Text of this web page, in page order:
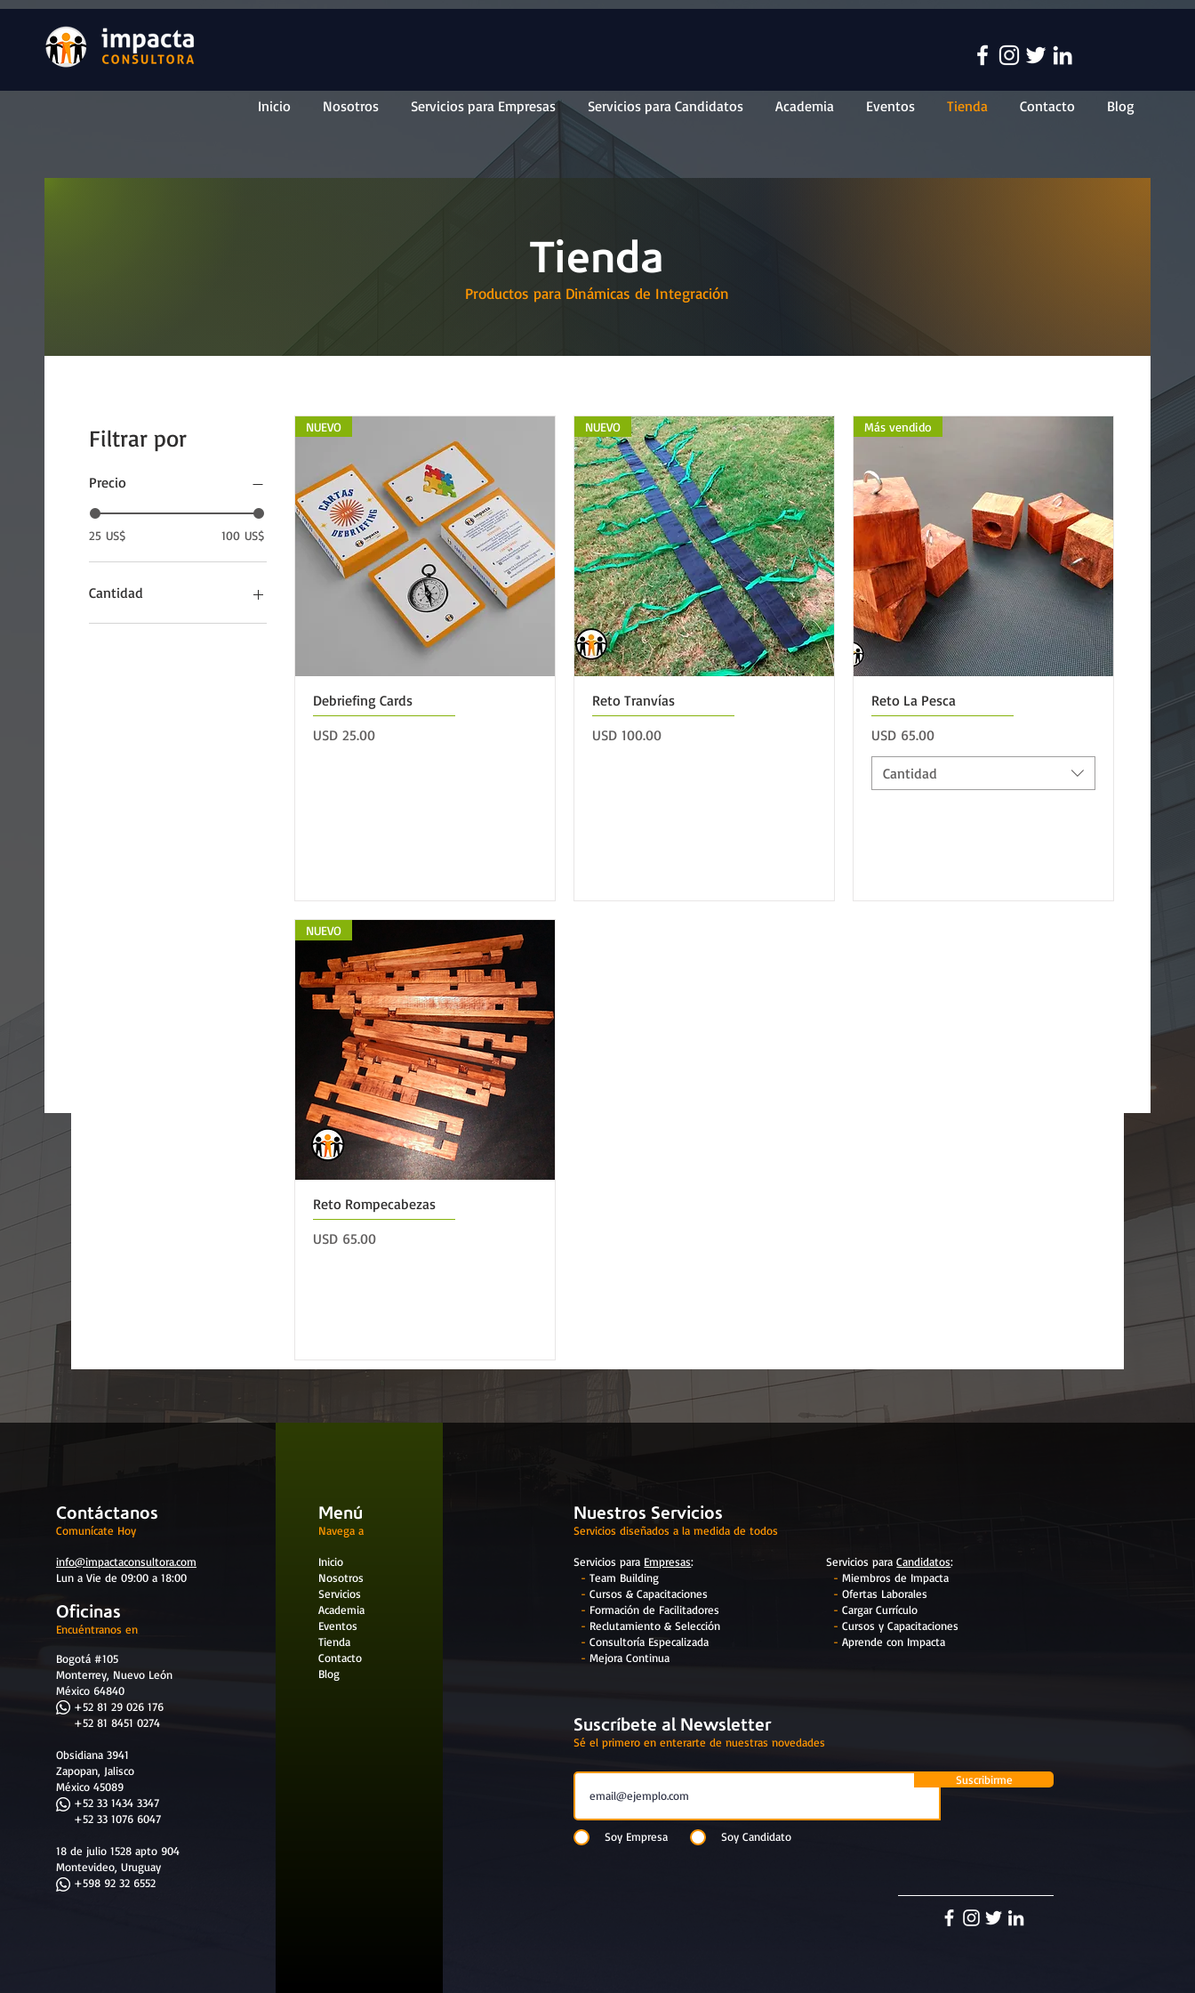
Inicio Nosotros Servicios para Empresas Servicios para Candidatos Academia Eventos Tienda Contacto Blog
Tienda
Productos para Dinámicas de Integración
Filtrar por
Precio
25 US$ 100 US$
Cantidad
12 cubos
NUEVO
Debriefing Cards
Precio
USD 25.00
NUEVO
Reto Tranvías
Precio
USD 100.00
Más vendido
Reto La Pesca
Precio
USD 65.00
Cantidad
NUEVO
Reto Rompecabezas
Precio
USD 65.00
Contáctanos
Comunícate Hoy
info@impactaconsultora.com
Lun a Vie de 09:00 a 18:00
Oficinas
Encuéntranos en
Bogotá #105
Monterrey, Nuevo León
México 64840
​ +52 81 29 026 176
+52 81 8451 0274
Obsidiana 3941
Zapopan, Jalisco
México 45089
+52 33 1434 3347
+52 33 1076 6047
18 de julio 1528 apto 904
Montevideo, Uruguay
+598 92 32 6552
Menú
Navega a
Inicio
Nosotros
Servicios
Academia
Eventos
Tienda
Contacto
Blog
Nuestros Servicios
Servicios diseñados a la medida de todos
Servicios para Empresas:
- Team Building
- Cursos & Capacitaciones
- Formación de Facilitadores
- Reclutamiento & Selección
- Consultoría Especalizada
- Mejora Continua
Servicios paraCandidatos:
- Miembros de Impacta
- Ofertas Laborales
- Cargar Currículo
- Cursos y Capacitaciones
- Aprende con Impacta
Suscríbete al Newsletter
Sé el primero en enterarte de nuestras novedades
Suscribirme
Soy Empresa Soy Candidato